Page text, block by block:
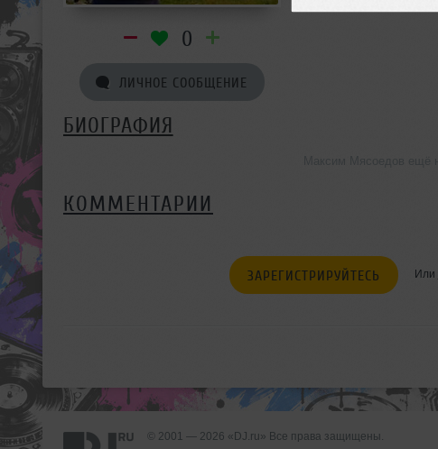
0
ЛИЧНОЕ СООБЩЕНИЕ
БИОГРАФИЯ
КОММЕНТАРИИ
ЗАРЕГИСТРИРУЙТЕСЬ Или
© 2001 — 2026 «DJ.ru» Все права защищены.